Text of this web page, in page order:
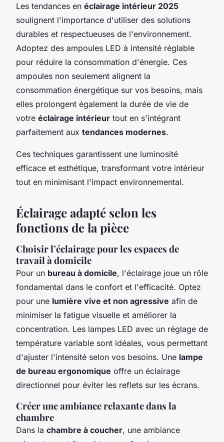
Les tendances en éclairage intérieur 2025
soulignent l'importance d'utiliser des solutions
durables et respectueuses de l'environnement.
Adoptez des ampoules LED à intensité réglable
pour réduire la consommation d'énergie. Ces
ampoules non seulement alignent la
consommation énergétique sur vos besoins, mais
elles prolongent également la durée de vie de
votre éclairage intérieur tout en s'intégrant
parfaitement aux tendances modernes.
Ces techniques garantissent une luminosité
efficace et esthétique, transformant votre intérieur
tout en minimisant l'impact environnemental.
Éclairage adapté selon les
fonctions de la pièce
Choisir l’éclairage pour les espaces de
travail à domicile
Pour un bureau à domicile, l'éclairage joue un rôle
fondamental dans le confort et l'efficacité. Optez
pour une lumière vive et non agressive afin de
minimiser la fatigue visuelle et améliorer la
concentration. Les lampes LED avec un réglage de
température variable sont idéales, vous permettant
d'ajuster l'intensité selon vos besoins. Une lampe
de bureau ergonomique offre un éclairage
directionnel pour éviter les reflets sur les écrans.
Créer une ambiance relaxante dans la
chambre
Dans la chambre à coucher, une ambiance